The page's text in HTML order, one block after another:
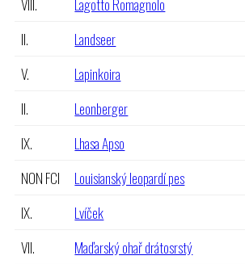
II.
Landseer
V.
Lapinkoira
II.
Leonberger
IX.
Lhasa Apso
NON FCI
Louisianský leopardí pes
IX.
Lvíček
VII.
Maďarský ohař drátosrstý